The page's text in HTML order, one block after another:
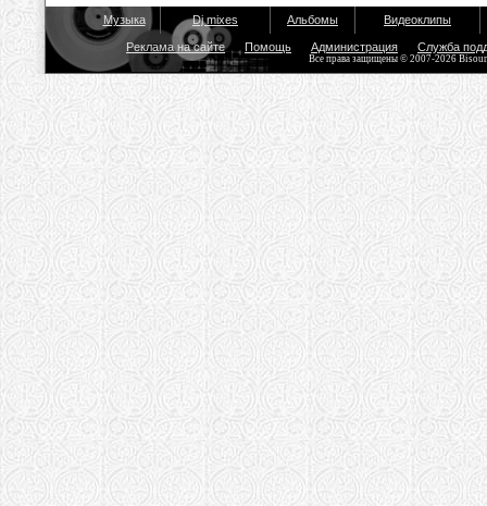
Музыка Dj mixes Альбомы Видеоклипы
Реклама на сайте Помощь Администрация Служба
Все права защищены © 2007-2026